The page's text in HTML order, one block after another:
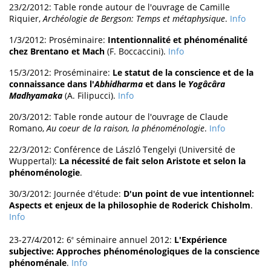
23/2/2012: Table ronde autour de l'ouvrage de Camille
Riquier,Archéologie de Bergson: Temps et métaphysique. Info
1/3/2012: Proséminaire: Intentionnalité et phénoménalité
chez Brentano et Mach (F. Boccaccini). Info
15/3/2012: Proséminaire: Le statut de la conscience et de la
connaissance dans l'Abhidharma et dans le Yogâcâra
Madhyamaka (A. Filipucci). Info
20/3/2012: Table ronde autour de l'ouvrage de Claude
Romano,Au coeur de la raison, la phénoménologie. Info
22/3/2012: Conférence de László Tengelyi (Université de
Wuppertal): La nécessité de fait selon Aristote et selon la
phénoménologie.
30/3/2012: Journée d'étude: D'un point de vue intentionnel:
Aspects et enjeux de la philosophie de Roderick Chisholm.
Info
23-27/4/2012: 6e séminaire annuel 2012: L'Expérience
subjective: Approches phénoménologiques de la conscience
phénoménale. Info